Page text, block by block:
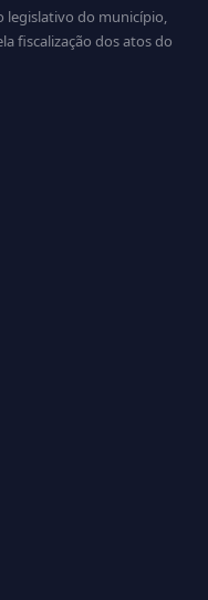
legislativo do município,
fiscalização dos atos do